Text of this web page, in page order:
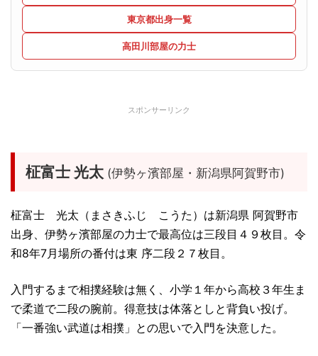
東京都出身一覧
高田川部屋の力士
スポンサーリンク
柾富士 光太 (伊勢ヶ濱部屋・新潟県阿賀野市)
柾富士 光太（まさきふじ こうた）は新潟県 阿賀野市
出身、伊勢ヶ濱部屋の力士で最高位は三段目４９枚目。令
和8年7月場所の番付は東 序二段２７枚目。
入門するまで相撲経験は無く、小学１年から高校３年生ま
で柔道で二段の腕前。得意技は体落としと背負い投げ。
「一番強い武道は相撲」との思いで入門を決意した。